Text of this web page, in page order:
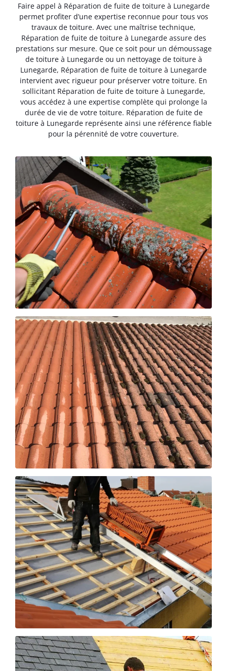
Faire appel à Réparation de fuite de toiture à Lunegarde
permet profiter d’une expertise reconnue pour tous vos
travaux de toiture. Avec une maîtrise technique,
Réparation de fuite de toiture à Lunegarde assure des
prestations sur mesure. Que ce soit pour un démoussage
de toiture à Lunegarde ou un nettoyage de toiture à
Lunegarde, Réparation de fuite de toiture à Lunegarde
intervient avec rigueur pour préserver votre toiture. En
sollicitant Réparation de fuite de toiture à Lunegarde,
vous accédez à une expertise complète qui prolonge la
durée de vie de votre toiture. Réparation de fuite de
toiture à Lunegarde représente ainsi une référence fiable
pour la pérennité de votre couverture.